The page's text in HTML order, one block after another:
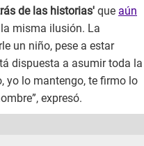
de las historias' que aún
misma ilusión. La
un niño, pese a estar
dispuesta a asumir toda la
yo lo mantengo, te firmo lo
expresó.